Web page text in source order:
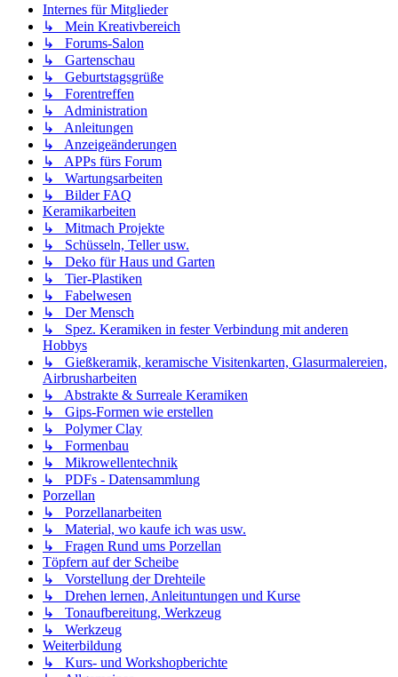
Internes für Mitglieder
↳ Mein Kreativbereich
↳ Forums-Salon
↳ Gartenschau
↳ Geburtstagsgrüße
↳ Forentreffen
↳ Administration
↳ Anleitungen
↳ Anzeigeänderungen
↳ APPs fürs Forum
↳ Wartungsarbeiten
↳ Bilder FAQ
Keramikarbeiten
↳ Mitmach Projekte
↳ Schüsseln, Teller usw.
↳ Deko für Haus und Garten
↳ Tier-Plastiken
↳ Fabelwesen
↳ Der Mensch
↳ Spez. Keramiken in fester Verbindung mit anderen
Hobbys
↳ Gießkeramik, keramische Visitenkarten, Glasurmalereien,
Airbrusharbeiten
↳ Abstrakte & Surreale Keramiken
↳ Gips-Formen wie erstellen
↳ Polymer Clay
↳ Formenbau
↳ Mikrowellentechnik
↳ PDFs - Datensammlung
Porzellan
↳ Porzellanarbeiten
↳ Material, wo kaufe ich was usw.
↳ Fragen Rund ums Porzellan
Töpfern auf der Scheibe
↳ Vorstellung der Drehteile
↳ Drehen lernen, Anleituntungen und Kurse
↳ Tonaufbereitung, Werkzeug
↳ Werkzeug
Weiterbildung
↳ Kurs- und Workshopberichte